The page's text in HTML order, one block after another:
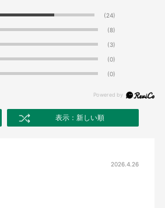
(24)
(8)
(3)
(0)
(0)
表示：新しい順
2026.4.26